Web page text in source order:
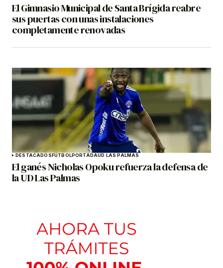
El Gimnasio Municipal de Santa Brígida reabre
sus puertas con unas instalaciones
completamente renovadas
DESTACADOSFÚTBOLPORTADAUD LAS PALMAS
El ganés Nicholas Opoku refuerza la defensa de
la UD Las Palmas